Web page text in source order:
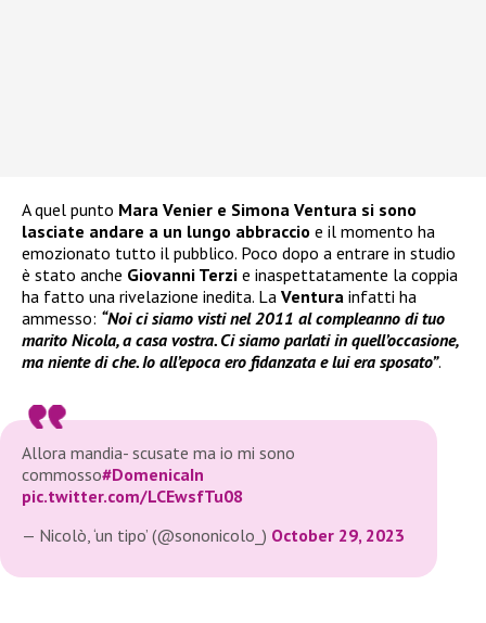
A quel punto Mara Venier e Simona Ventura si sono
lasciate andare a un lungo abbraccio e il momento ha
emozionato tutto il pubblico. Poco dopo a entrare in studio
è stato anche Giovanni Terzi e inaspettatamente la coppia
ha fatto una rivelazione inedita. La Ventura infatti ha
ammesso: “Noi ci siamo visti nel 2011 al compleanno di tuo
marito Nicola, a casa vostra. Ci siamo parlati in quell’occasione,
ma niente di che. Io all’epoca ero fidanzata e lui era sposato”.
Allora mandia- scusate ma io mi sono
commosso#DomenicaIn
pic.twitter.com/LCEwsfTu08
— Nicolò, ‘un tipo’ (@sononicolo_) October 29, 2023